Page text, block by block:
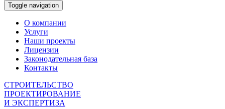
Toggle navigation
О компании
Услуги
Наши проекты
Лицензии
Законодательная база
Контакты
СТРОИТЕЛЬСТВО
ПРОЕКТИРОВАНИЕ
И ЭКСПЕРТИЗА